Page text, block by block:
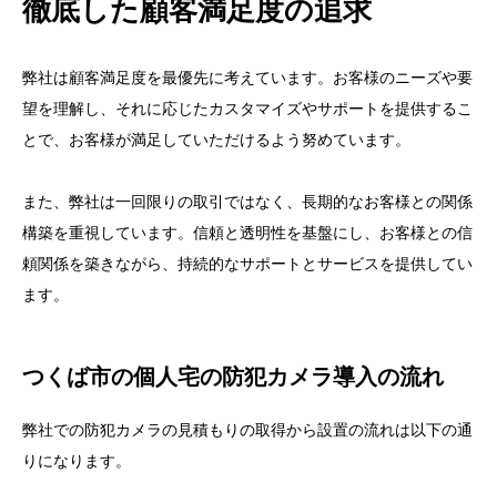
徹底した顧客満足度の追求
弊社は顧客満足度を最優先に考えています。お客様のニーズや要
望を理解し、それに応じたカスタマイズやサポートを提供するこ
とで、お客様が満足していただけるよう努めています。
また、弊社は一回限りの取引ではなく、長期的なお客様との関係
構築を重視しています。信頼と透明性を基盤にし、お客様との信
頼関係を築きながら、持続的なサポートとサービスを提供してい
ます。
つくば市の個人宅の防犯カメラ導入の流れ
弊社での防犯カメラの見積もりの取得から設置の流れは以下の通
りになります。